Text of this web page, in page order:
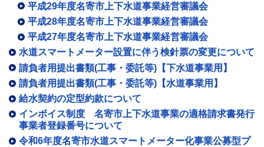
平成29年度名寄市上下水道事業経営審議会
平成28年度名寄市上下水道事業経営審議会
平成27年度名寄市上下水道事業経営審議会
水道スマートメーター設置に伴う検針票の変更について
請負者用提出書類(工事・委託等)【下水道事業用】
請負者用提出書類(工事・委託等)【水道事業用】
給水契約の定型約款について
インボイス制度 名寄市上下水道事業の適格請求書発行
事業者登録番号について
令和6年度名寄市水道スマートメーター化事業公募型プ